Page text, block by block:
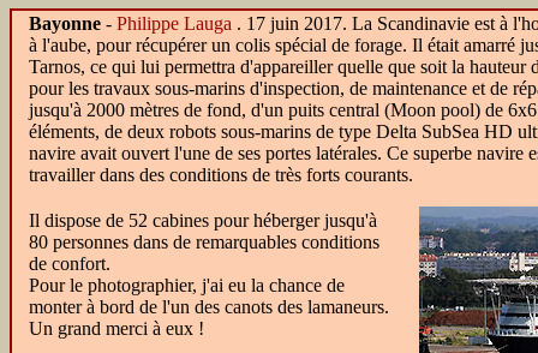
Bayonne - Philippe Lauga . 17 juin 2017. La Scandinavie est à
à l'aube, pour récupérer un colis spécial de forage. Il était amarré
Tarnos, ce qui lui permettra d'appareiller quelle que soit la
pour les travaux sous-marins d'inspection, de maintenance et de
jusqu'à 2000 mètres de fond, d'un puits central (Moon pool) de
éléments, de deux robots sous-marins de type Delta SubSea HD
navire avait ouvert l'une de ses portes latérales. Ce superbe
travailler dans des conditions de très forts courants.
Il dispose de 52 cabines pour héberger jusqu'à
80 personnes dans de remarquables conditions
de confort.
Pour le photographier, j'ai eu la chance de
monter à bord de l'un des canots des lamaneurs.
Un grand merci à eux !